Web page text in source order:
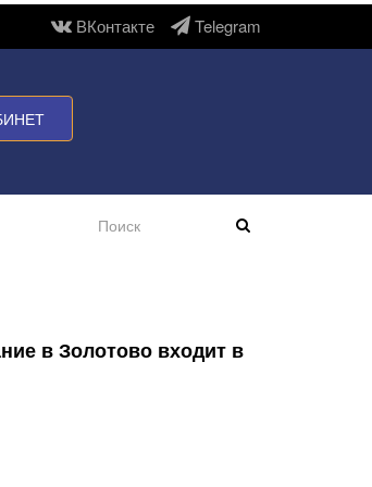
ВКонтакте Telegram
в Золотово входит в